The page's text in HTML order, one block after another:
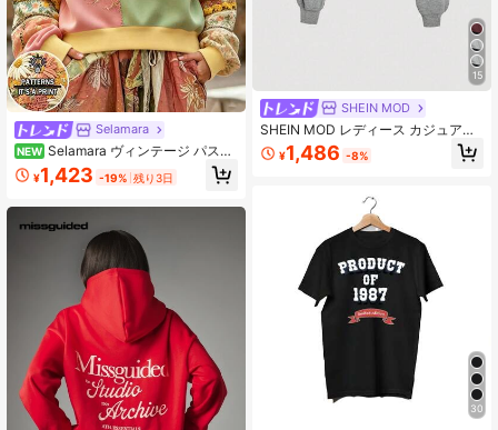
Selamara
NEW Selamara ヴィンテージ パスト
ラルスタイル フェイク刺繍パッチワ
ーク 小花柄 スウェットシャツ、アメ
冬 アウトドア バケーション カジュ
アル トラベル 長袖シャツ
¥1,423 -19% 残り3日
15
SHEIN MOD
SHEIN MOD レディース カジュアル
ミニマル デイリー 万能 パーティー
空港 Y2K トップス、リボン ミニマル
¥1,486 -8%
30